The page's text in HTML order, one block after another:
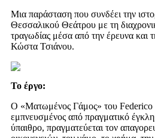
Μια παράσταση που συνδέει την
Θεσσαλικού Θεάτρου με τη
τραγωδίας μέσα από την έρευνα και
Κώστα Τσιάνου.
Το έργο:
Ο «Ματωμένος Γάμος» του Federico
εμπνευσμένος από πραγματικό
ύπαιθρο, πραγματεύεται τον